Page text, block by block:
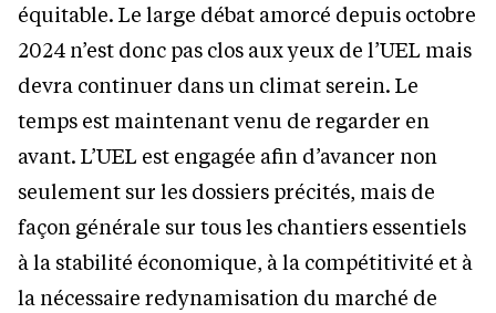
équitable. Le large débat amorcé depuis octobre
2024 n’est donc pas clos aux yeux de l’UEL mais
devra continuer dans un climat serein. Le
temps est maintenant venu de regarder en
avant. L’UEL est engagée afin d’avancer non
seulement sur les dossiers précités, mais de
façon générale sur tous les chantiers essentiels
à la stabilité économique, à la compétitivité et à
la nécessaire redynamisation du marché de